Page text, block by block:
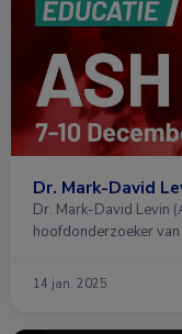
Dr. Mark-David
Dr. Mark-David Levin
hoofdonderzoeker
14 jan. 2025